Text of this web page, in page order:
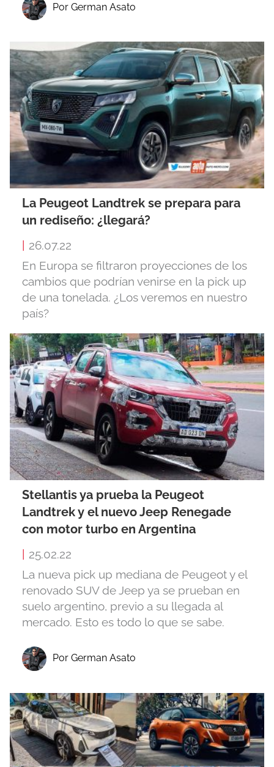
Por German Asato
La Peugeot Landtrek se prepara para
un rediseño: ¿llegará?
26.07.22
En Europa se filtraron proyecciones de los
cambios que podrían venirse en la pick up
de una tonelada. ¿Los veremos en nuestro
país?
Stellantis ya prueba la Peugeot
Landtrek y el nuevo Jeep Renegade
con motor turbo en Argentina
25.02.22
La nueva pick up mediana de Peugeot y el
renovado SUV de Jeep ya se prueban en
suelo argentino, previo a su llegada al
mercado. Esto es todo lo que se sabe.
Por German Asato